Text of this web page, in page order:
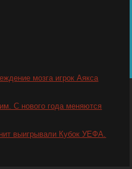
мозга игрок Аякса
С нового года меняются
выигрывали Кубок УЕФА.